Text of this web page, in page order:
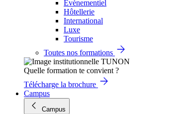
Évènementiel
Hôtellerie
International
Luxe
Tourisme
Toutes nos formations
Quelle formation te convient ?
Télécharge la brochure
Campus
Campus